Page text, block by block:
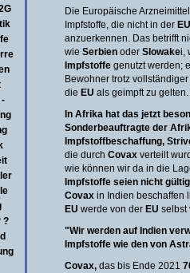
?
Die Europäische
Impfstoffe, die nicht in der EU
anzuerkennen. Das betrifft
wie Serbien oder Slowakei,
Impfstoffe genutzt werden;
Bewohner trotz
die EU als geimpft zu gelten.
In Afrika hat das jetzt
Sonderbeauftragte der
Impfstoffbeschaffung,
die durch Covax verteilt
wie können wir da in die
Impfstoffe seien nicht gültig
Covax in Indien beschaffen
EU werde von der EU selbst
"Wir werden auf Indien
Impfstoffe wie den von
Covax, das bis Ende 2021